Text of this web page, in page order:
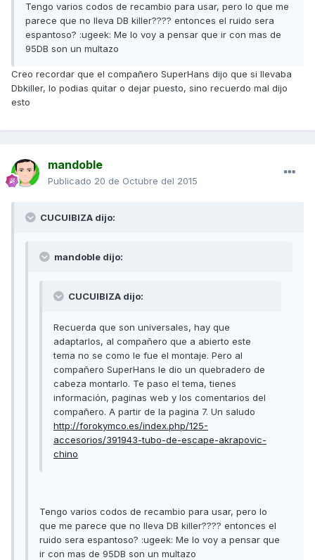
Tengo varios codos de recambio para usar, pero lo que me
parece que no lleva DB killer???? entonces el ruido sera
espantoso? :ugeek: Me lo voy a pensar que ir con mas de
95DB son un multazo
Creo recordar que el compañero SuperHans dijo que si llevaba
Dbkiller, lo podias quitar o dejar puesto, sino recuerdo mal dijo
esto
mandoble
Publicado 20 de Octubre del 2015
CUCUIBIZA dijo:
mandoble dijo:
CUCUIBIZA dijo:
Recuerda que son universales, hay que
adaptarlos, al compañero que a abierto este
tema no se como le fue el montaje. Pero al
compañero SuperHans le dio un quebradero de
cabeza montarlo. Te paso el tema, tienes
información, paginas web y los comentarios del
compañero. A partir de la pagina 7. Un saludo
http://forokymco.es/index.php/125-
accesorios/391943-tubo-de-escape-akrapovic-
chino
Tengo varios codos de recambio para usar, pero lo
que me parece que no lleva DB killer???? entonces el
ruido sera espantoso? :ugeek: Me lo voy a pensar que
ir con mas de 95DB son un multazo